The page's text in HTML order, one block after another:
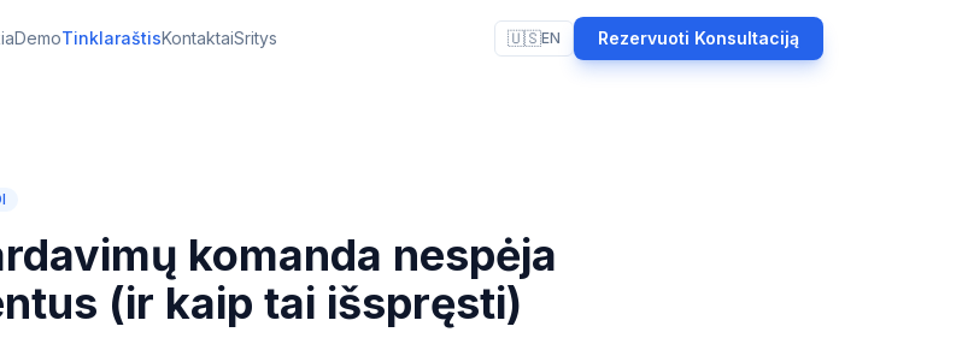
DemoTinklaraštisKontaktaiSritys 🇺🇸EN Rezervuoti Konsultaciją
komanda nespėja
(ir kaip tai išspręsti)